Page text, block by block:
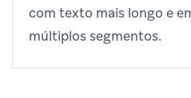
com texto mais longo e
múltiplos segmentos.